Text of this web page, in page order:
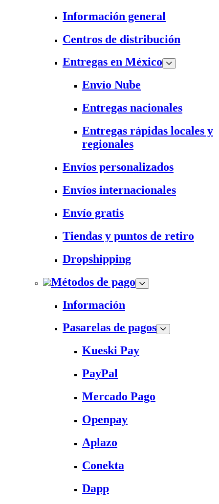
Información general
Centros de distribución
Entregas en México
Envío Nube
Entregas nacionales
Entregas rápidas locales y
regionales
Envíos personalizados
Envíos internacionales
Envío gratis
Tiendas y puntos de retiro
Dropshipping
Métodos de pago
Información
Pasarelas de pagos
Kueski Pay
PayPal
Mercado Pago
Openpay
Aplazo
Conekta
Dapp